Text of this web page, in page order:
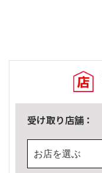
受け取り店舗：
お店を選ぶ